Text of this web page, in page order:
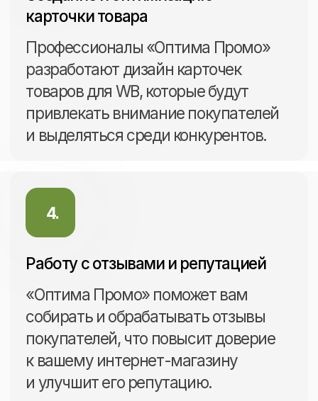
Заказать
от 50.000 ₽
Один маркетплейс
от 90.000 ₽
Два маркетплейса
Что мы выполняем на регулярной
основе в рамках развития магазина